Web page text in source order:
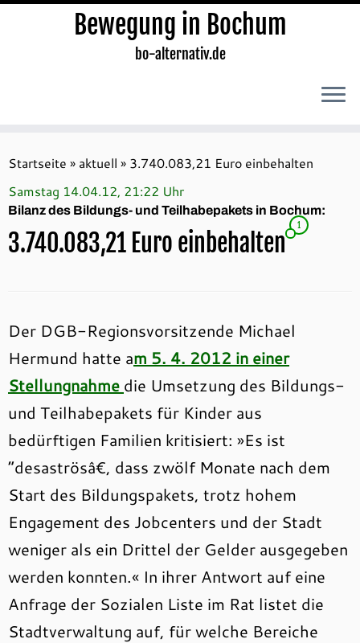
Inhalt
springen
Bewegung in Bochum
bo-alternativ.de
Startseite » aktuell » 3.740.083,21 Euro einbehalten
Samstag 14.04.12, 21:22 Uhr
Bilanz des Bildungs- und Teilhabepakets in Bochum:
3.740.083,21 Euro einbehalten
1
Der DGB-Regionsvorsitzende Michael
Hermund hatte am 5. 4. 2012 in einer
Stellungnahme die Umsetzung des Bildungs-
und Teilhabepakets für Kinder aus
bedürftigen Familien kritisiert: »Es ist
“desaströsâ€, dass zwölf Monate nach dem
Start des Bildungspakets, trotz hohem
Engagement des Jobcenters und der Stadt
weniger als ein Drittel der Gelder ausgegeben
werden konnten.« In ihrer Antwort auf eine
Anfrage der Sozialen Liste im Rat listet die
Stadtverwaltung auf, für welche Bereiche